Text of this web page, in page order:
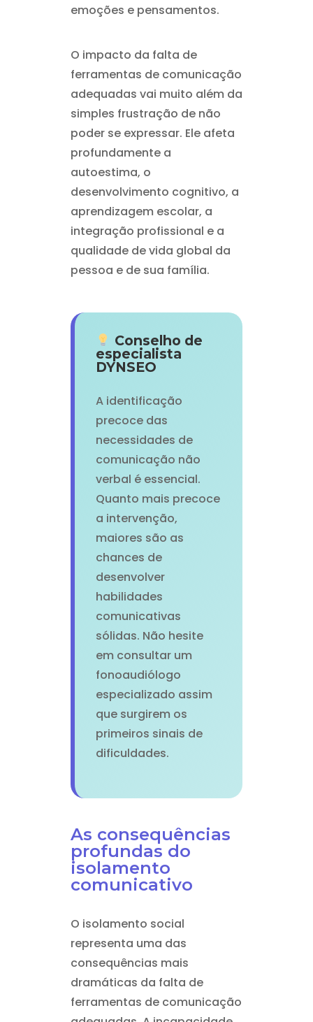
emoções e pensamentos.
O impacto da falta de
ferramentas de comunicação
adequadas vai muito além da
simples frustração de não
poder se expressar. Ele afeta
profundamente a
autoestima, o
desenvolvimento cognitivo, a
aprendizagem escolar, a
integração profissional e a
qualidade de vida global da
pessoa e de sua família.
Conselho de
especialista
DYNSEO
A identificação
precoce das
necessidades de
comunicação não
verbal é essencial.
Quanto mais precoce
a intervenção,
maiores são as
chances de
desenvolver
habilidades
comunicativas
sólidas. Não hesite
em consultar um
fonoaudiólogo
especializado assim
que surgirem os
primeiros sinais de
dificuldades.
As consequências
profundas do
isolamento
comunicativo
O isolamento social
representa uma das
consequências mais
dramáticas da falta de
ferramentas de comunicação